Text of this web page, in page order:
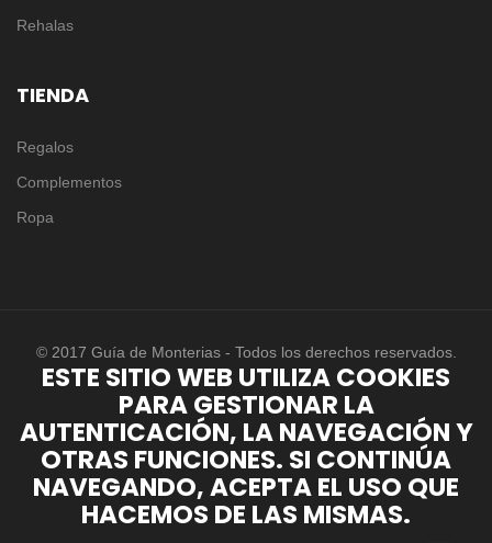
Rehalas
TIENDA
Regalos
Complementos
Ropa
© 2017 Guía de Monterias - Todos los derechos reservados.
ESTE SITIO WEB UTILIZA COOKIES
PARA GESTIONAR LA
AUTENTICACIÓN, LA NAVEGACIÓN Y
OTRAS FUNCIONES. SI CONTINÚA
NAVEGANDO, ACEPTA EL USO QUE
HACEMOS DE LAS MISMAS.